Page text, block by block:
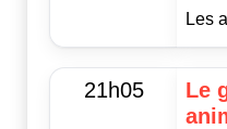
Les
21h05
Le